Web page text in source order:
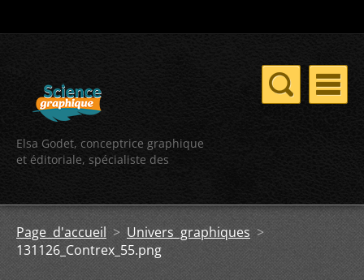
Elsa Godet, conceptrice graphique
et éditoriale, spécialiste des
Page d'accueil > Univers graphiques >
131126_Contrex_55.png